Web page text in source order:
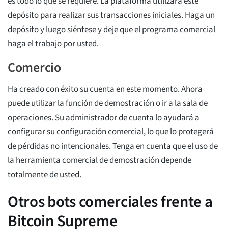
depósito para realizar sus transacciones iniciales. Haga un
depósito y luego siéntese y deje que el programa comercial
haga el trabajo por usted.
Comercio
Ha creado con éxito su cuenta en este momento. Ahora
puede utilizar la función de demostración o ir a la sala de
operaciones. Su administrador de cuenta lo ayudará a
configurar su configuración comercial, lo que lo protegerá
de pérdidas no intencionales. Tenga en cuenta que el uso de
la herramienta comercial de demostración depende
totalmente de usted.
Otros bots comerciales frente a
Bitcoin Supreme